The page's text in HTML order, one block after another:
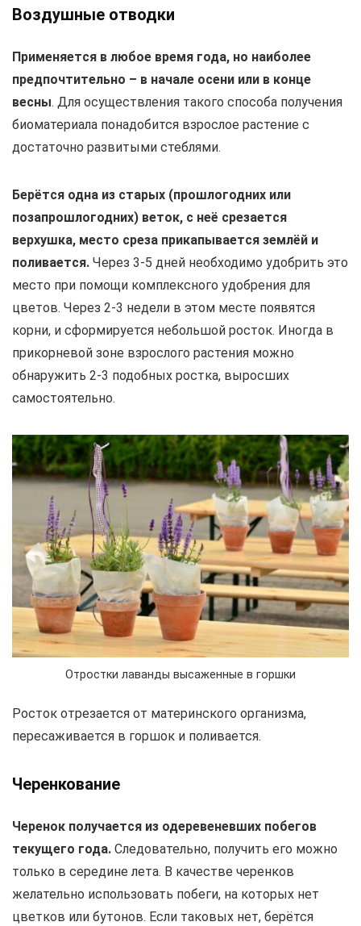
Воздушные отводки
Применяется в любое время года, но наиболее
предпочтительно – в начале осени или в конце
весны. Для осуществления такого способа получения
биоматериала понадобится взрослое растение с
достаточно развитыми стеблями.
Берётся одна из старых (прошлогодних или
позапрошлогодних) веток, с неё срезается
верхушка, место среза прикапывается землёй и
поливается. Через 3-5 дней необходимо удобрить это
место при помощи комплексного удобрения для
цветов. Через 2-3 недели в этом месте появятся
корни, и сформируется небольшой росток. Иногда в
прикорневой зоне взрослого растения можно
обнаружить 2-3 подобных ростка, выросших
самостоятельно.
Отростки лаванды высаженные в горшки
Росток отрезается от материнского организма,
пересаживается в горшок и поливается.
Черенкование
Черенок получается из одеревеневших побегов
текущего года. Следовательно, получить его можно
только в середине лета. В качестве черенков
желательно использовать побеги, на которых нет
цветков или бутонов. Если таковых нет, берётся